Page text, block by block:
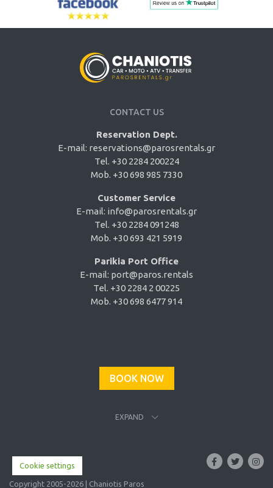
CONTACT US
Reservation Dept.
E-mail: reservations@parosrentals.gr
Tel. +30 2284 200224
Mob. +30 698 985 7330
Customer Service
E-mail: info@parosrentals.gr
Tel. +30 2284 091248
Mob. +30 693 421 5919
Parikia Port Office
E-mail: port@paros.rentals
Tel. +30 2284 2 00225
Mob. +30 698 6477 914
BOOK NOW
EXPAND
Cookie settings
Copyright 2005-2026 | Chaniotis Paros